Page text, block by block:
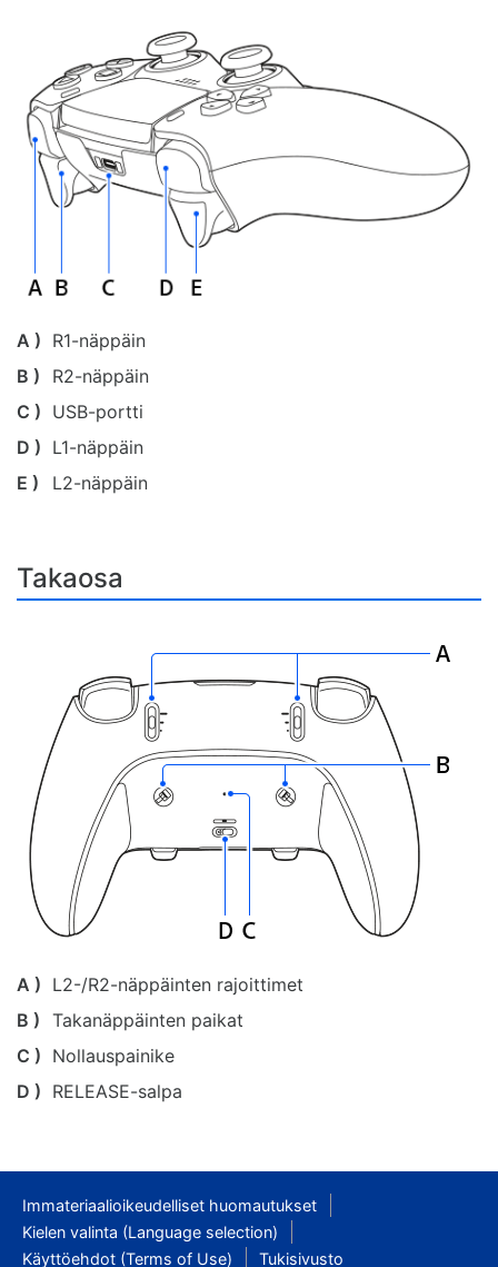
A ) R1-näppäin
B )
R2-näppäin
C ) USB-portti
D ) L1-näppäin
E )
L2-näppäin
Takaosa
A ) L2-/R2-näppäinten rajoittimet
B ) Takanäppäinten paikat
C ) Nollauspainike
D ) RELEASE-salpa
Immateriaalioikeudelliset huomautukset
Kielen valinta (Language selection)
Käyttöehdot (Terms of Use)
Tukisivusto